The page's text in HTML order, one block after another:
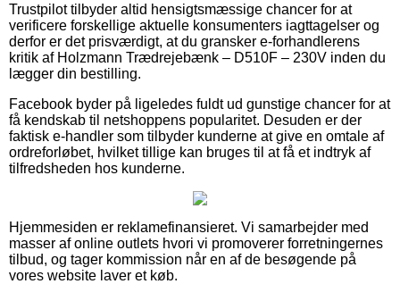
Trustpilot tilbyder altid hensigtsmæssige chancer for at
verificere forskellige aktuelle konsumenters iagttagelser og
derfor er det prisværdigt, at du gransker e-forhandlerens
kritik af Holzmann Trædrejebænk – D510F – 230V inden du
lægger din bestilling.
Facebook byder på ligeledes fuldt ud gunstige chancer for at
få kendskab til netshoppens popularitet. Desuden er der
faktisk e-handler som tilbyder kunderne at give en omtale af
ordreforløbet, hvilket tillige kan bruges til at få et indtryk af
tilfredsheden hos kunderne.
Hjemmesiden er reklamefinansieret. Vi samarbejder med
masser af online outlets hvori vi promoverer forretningernes
tilbud, og tager kommission når en af de besøgende på
vores website laver et køb.